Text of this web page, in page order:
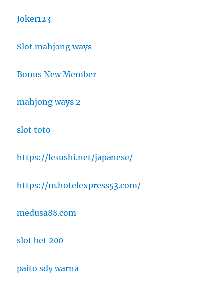
Joker123
Slot mahjong ways
Bonus New Member
mahjong ways 2
slot toto
https://lesushi.net/japanese/
https://m.hotelexpress53.com/
medusa88.com
slot bet 200
paito sdy warna